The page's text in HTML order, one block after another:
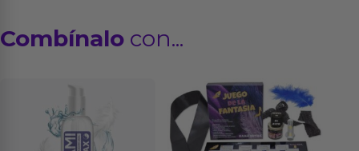
Combínalo con...